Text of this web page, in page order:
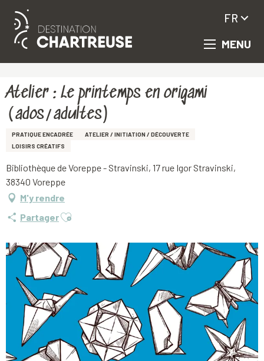
Aller
principal
MENU
FR
Atelier : Le printemps en origami
(ados/adultes)
PRATIQUE ENCADRÉE
ATELIER / INITIATION / DÉCOUVERTE
LOISIRS CRÉATIFS
Bibliothèque de Voreppe - Stravinski, 17 rue Igor Stravinski,
38340 Voreppe
M'y rendre
PartagerAjouter aux favoris